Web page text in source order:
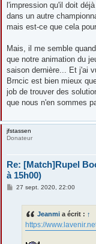
l'impression qu'il doit
dans un autre
mais est-ce que cela
Mais, il me semble
que notre animation du
saison dernière... Et j'ai
Brncic est bien mieux
job de trouver des
que nous n'en sommes
jfstassen
Donateur
Re: [Match]Rupel
à 15h00)
M27 sept. 2020, 22:00
Jeanmi a écrit : ↑
https://